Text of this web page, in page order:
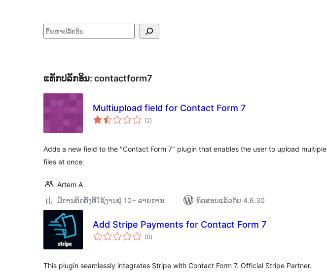
ຄົ້ນຫາ
ແທັກປລັກອິນ: contactform7
Multiupload field for Contact Form 7
(2ຄະແນນ
ທັງໝົດ
)
Adds a new field to the "Contact Form 7" plugin that enables the user to upload multiple
files at once.
Artem A
ມີການຕິດຕັ້ງທີ່ໃຊ້ງານຢູ່ 10+ ລາຍການ
ທົດສອບແລ້ວກັບ 4.6.30
Add Stripe Payments for Contact Form 7
(0ຄະແນນ
ທັງໝົດ
)
This plugin seamlessly integrates Stripe with Contact Form 7. Official Stripe Partner.